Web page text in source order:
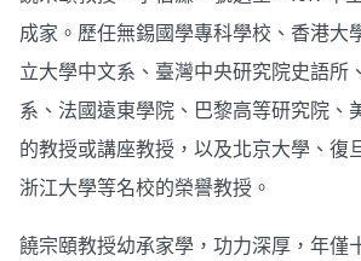
成家。歷任無錫國學專科學校、香港大
立大學中文系、臺灣中央研究院史語所
系、法國遠東學院、巴黎高等研究院、
的教授或講座教授，以及北京大學、復
浙江大學等名校的榮譽教授。
饒宗頤教授幼承家學，功力深厚，年僅